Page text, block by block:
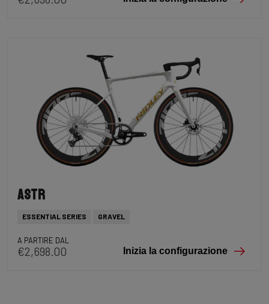
Astr
ESSENTIAL SERIES GRAVEL
A PARTIRE DAL
€2,698.00 Inizia la configurazione